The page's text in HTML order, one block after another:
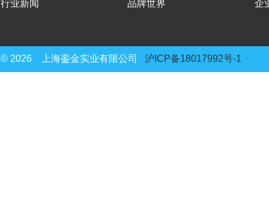
行业新闻
品牌世界
企
© 2026 上海銮金实业有限公司 沪ICP备18017992号-1